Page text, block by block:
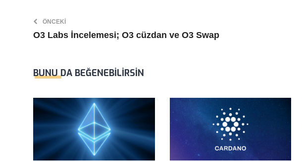
ÖNCEKI
O3 Labs İncelemesi; O3 cüzdan ve O3 Swap
BUNU DA BEĞENEBILIRSIN